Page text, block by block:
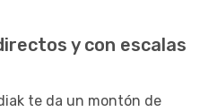
y con escalas
te da un montón de